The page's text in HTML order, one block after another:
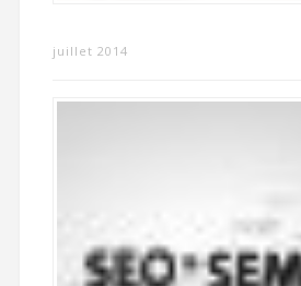
juillet 2014